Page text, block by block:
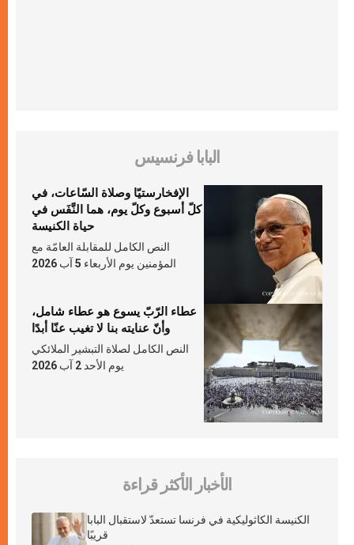
البابا فرنسيس
الإفخارستيّا وصلاة السّاعات، في
كلّ أسبوع وكلّ يوم، هما النَّفَس في
حياة الكنيسة
النص الكامل للمقابلة العامّة مع
المؤمنين يوم الأربعاء 5 آب 2026
عطاء الرّبّ يسوع هو عطاء شامل،
وأنّ عنايته بنا لا تغيب عنّا أبدًا
النص الكامل لصلاة التبشير الملائكي
يوم الأحد 2 آب 2026
الأخبار الأكثر قراءة
الكنيسة الكاثوليكية في فرنسا تستعدّ لاستقبال البابا
قريبًا